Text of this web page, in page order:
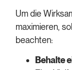
Um die
maximieren,
beachten:
Behalte